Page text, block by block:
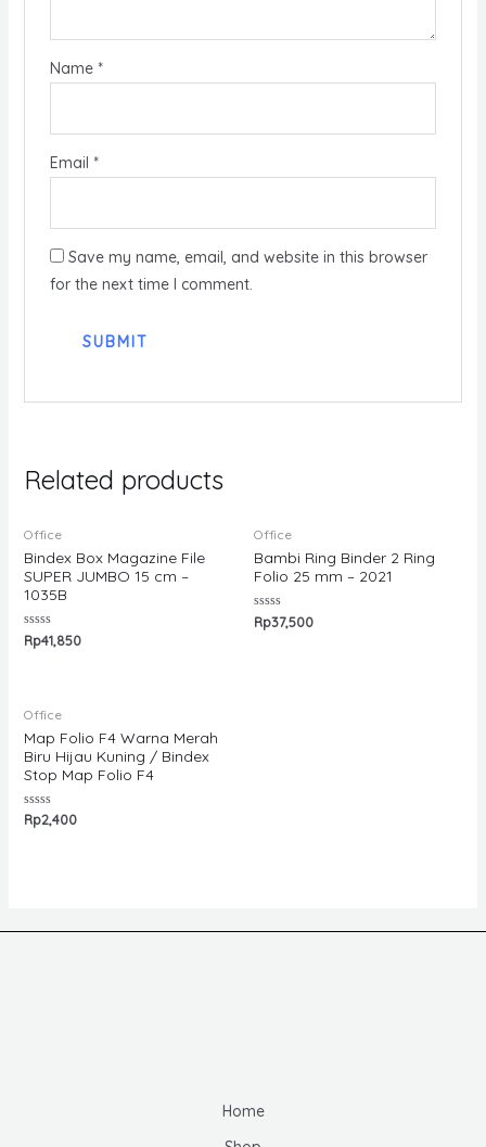
Name *
Email *
Save my name, email, and website in this browser
for the next time I comment.
Related products
Office
Bindex Box Magazine File
SUPER JUMBO 15 cm –
1035B
Rated
Rp41,850
Office
Bambi Ring Binder 2 Ring
Folio 25 mm – 2021
Rated
Rp37,500
Office
Map Folio F4 Warna Merah
Biru Hijau Kuning / Bindex
Stop Map Folio F4
Rated
Rp2,400
Home